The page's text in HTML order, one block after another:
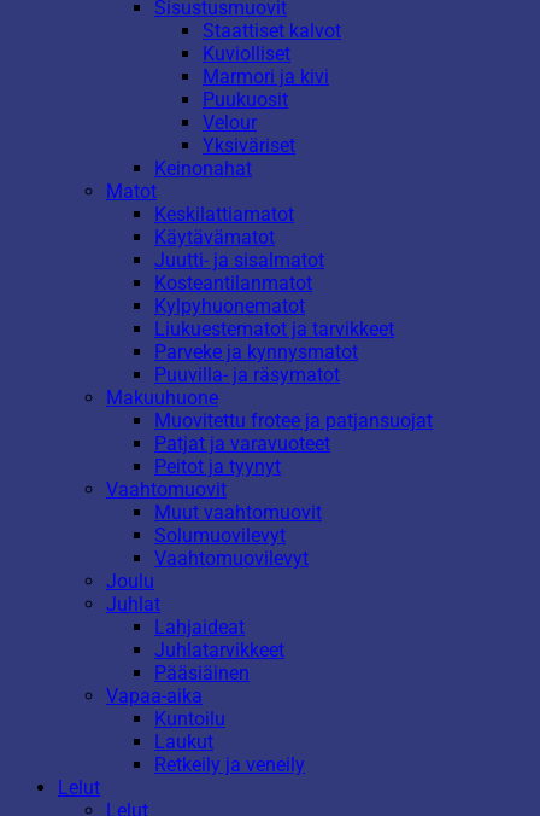
Sisustusmuovit
Staattiset kalvot
Kuviolliset
Marmori ja kivi
Puukuosit
Velour
Yksiväriset
Keinonahat
Matot
Keskilattiamatot
Käytävämatot
Juutti- ja sisalmatot
Kosteantilanmatot
Kylpyhuonematot
Liukuestematot ja tarvikkeet
Parveke ja kynnysmatot
Puuvilla- ja räsymatot
Makuuhuone
Muovitettu frotee ja patjansuojat
Patjat ja varavuoteet
Peitot ja tyynyt
Vaahtomuovit
Muut vaahtomuovit
Solumuovilevyt
Vaahtomuovilevyt
Joulu
Juhlat
Lahjaideat
Juhlatarvikkeet
Pääsiäinen
Vapaa-aika
Kuntoilu
Laukut
Retkeily ja veneily
Lelut
Lelut